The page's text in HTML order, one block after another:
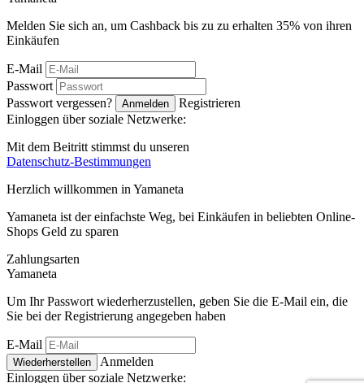
Melden Sie sich an, um Cashback bis zu zu erhalten 35% von ihren
Einkäufen
E-Mail
Passwort
Passwort vergessen?
Anmelden
Registrieren
Einloggen über soziale Netzwerke:
Mit dem Beitritt stimmst du unseren
Datenschutz-Bestimmungen
Herzlich willkommen in Yamaneta
Yamaneta ist der einfachste Weg, bei Einkäufen in beliebten Online-
Shops Geld zu sparen
Zahlungsarten
Yamaneta
Um Ihr Passwort wiederherzustellen, geben Sie die E-Mail ein, die
Sie bei der Registrierung angegeben haben
E-Mail
Wiederherstellen
Anmelden
Einloggen über soziale Netzwerke: